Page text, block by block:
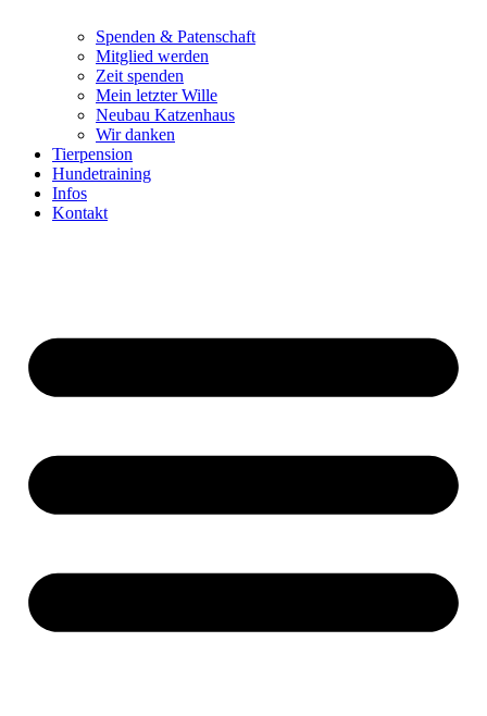
Spenden & Patenschaft
Mitglied werden
Zeit spenden
Mein letzter Wille
Neubau Katzenhaus
Wir danken
Tierpension
Hundetraining
Infos
Kontakt